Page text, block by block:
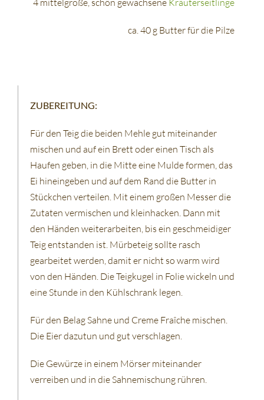
ca. 40 g Butter für die Pilze
ZUBEREITUNG:
Für den Teig die beiden Mehle gut miteinander
mischen und auf ein Brett oder einen Tisch als
Haufen geben, in die Mitte eine Mulde formen, das
Ei hineingeben und auf dem Rand die Butter in
Stückchen verteilen. Mit einem großen Messer die
Zutaten vermischen und kleinhacken. Dann mit
den Händen weiterarbeiten, bis ein geschmeidiger
Teig entstanden ist. Mürbeteig sollte rasch
gearbeitet werden, damit er nicht so warm wird
von den Händen. Die Teigkugel in Folie wickeln und
eine Stunde in den Kühlschrank legen.
Für den Belag Sahne und Creme Fraîche mischen.
Die Eier dazutun und gut verschlagen.
Die Gewürze in einem Mörser miteinander
verreiben und in die Sahnemischung rühren.